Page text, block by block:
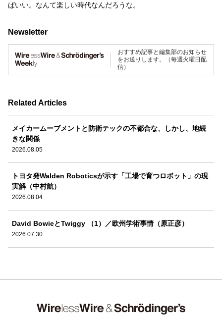
ばいい。なんて楽しい時代なんだろうな。
Newsletter
おすすめ記事と編集部のお知らせ
をお送りします。（毎週火曜日配
信）
Related Articles
メイカームーブメントと防衛テックの不都合な、しかし、地続
きな関係
2026.08.05
トヨタ発Walden Roboticsが示す「工場で育つロボット」の現
実解（中村航）
2026.08.04
David BowieとTwiggy （1）／欧州学術事情（原正彦）
2026.07.30